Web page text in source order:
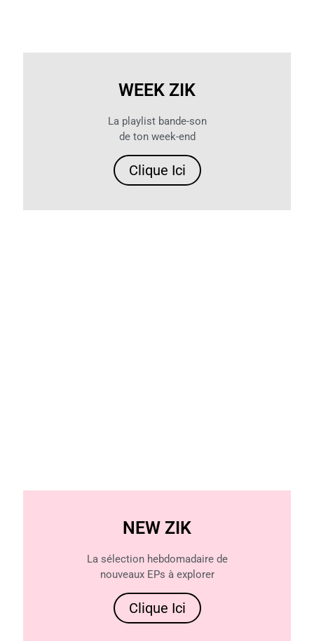
WEEK ZIK
La playlist bande-son
de ton week-end
Clique Ici
NEW ZIK
La sélection hebdomadaire de
nouveaux EPs à explorer
Clique Ici